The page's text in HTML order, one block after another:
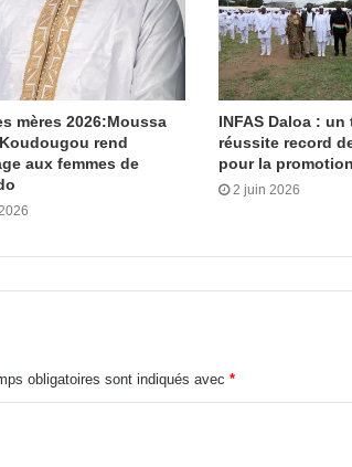
mères 2026:Moussa
rend
aux femmes de
INFAS Daloa : un
réussite record
pour la
2 juin 2026
obligatoires sont indiqués avec *